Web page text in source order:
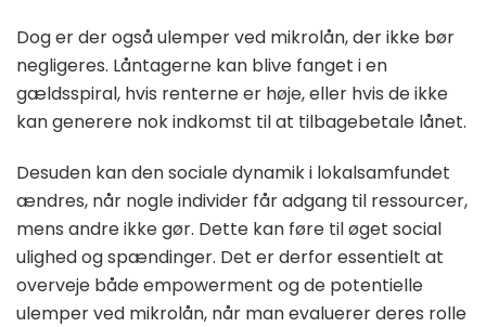
Dog er der også ulemper ved mikrolån, der ikke bør
negligeres. Låntagerne kan blive fanget i en
gældsspiral, hvis renterne er høje, eller hvis de ikke
kan generere nok indkomst til at tilbagebetale lånet.
Desuden kan den sociale dynamik i lokalsamfundet
ændres, når nogle individer får adgang til ressourcer,
mens andre ikke gør. Dette kan føre til øget social
ulighed og spændinger. Det er derfor essentielt at
overveje både empowerment og de potentielle
ulemper ved mikrolån, når man evaluerer deres rolle